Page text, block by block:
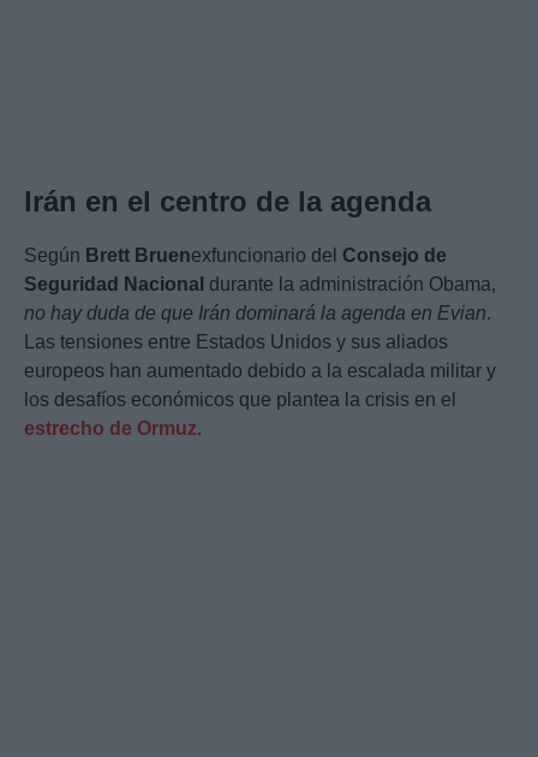
Irán en el centro de la agenda
Según Brett Bruenexfuncionario del Consejo de
Seguridad Nacional durante la administración Obama,
no hay duda de que Irán dominará la agenda en Evian.
Las tensiones entre Estados Unidos y sus aliados
europeos han aumentado debido a la escalada militar y
los desafíos económicos que plantea la crisis en el
estrecho de Ormuz.